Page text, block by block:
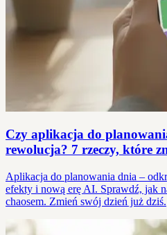
Czy aplikacja do
rewolucja? 7 rzeczy, które
Aplikacja do planowania dnia –
efekty i nową erę AI. Sprawdź, jak
chaosem. Zmień swój dzień już dziś.